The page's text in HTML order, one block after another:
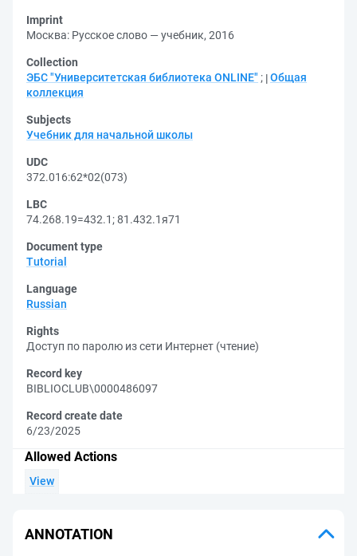
Imprint
Москва: Русское слово — учебник, 2016
Collection
ЭБС "Университетская библиотека ONLINE" ; Общая
коллекция
Subjects
Учебник для начальной школы
UDC
372.016:62*02(073)
LBC
74.268.19=432.1 ;81.432.1я71
Document type
Tutorial
Language
Russian
Rights
Доступ по паролю из сети Интернет (чтение)
Record key
BIBLIOCLUB\0000486097
Record create date
6/23/2025
Allowed Actions
View
ANNOTATION